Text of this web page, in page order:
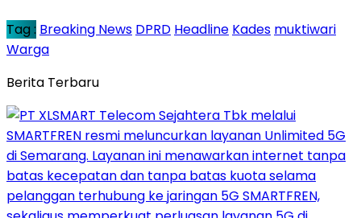
Tag : Breaking News DPRD Headline Kades muktiwari
Warga
Berita Terbaru